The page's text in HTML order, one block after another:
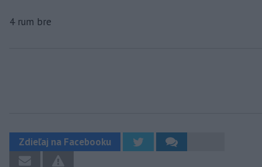
4 rum bre
Zdieľaj na Facebooku